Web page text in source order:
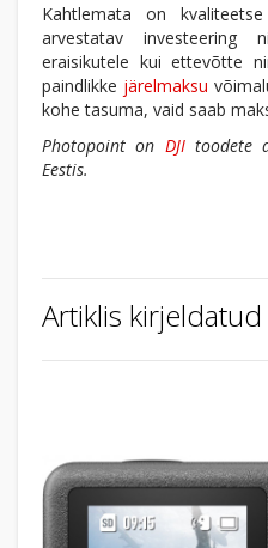
Kahtlemata on
arvestatav investeering
eraisikutele kui ettevõtte
paindlikke järelmaksu
kohe tasuma, vaid saab
Photopoint on DJItoodete
Eestis.
Artiklis